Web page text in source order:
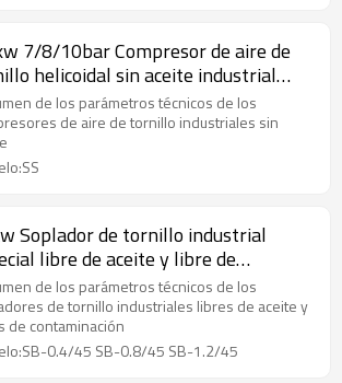
7/8/10bar Compresor de aire de
helicoidal sin aceite industrial
de los parámetros técnicos de los
de aire de tornillo industriales sin
Soplador de tornillo industrial
libre de aceite y libre de
0.8/1.2mpa
de los parámetros técnicos de los
de tornillo industriales libres de aceite y
de contaminación
modelo:SB-0.4/45 SB-0.8/45 SB-1.2/45